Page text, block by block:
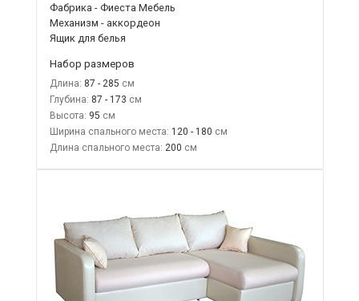
Фабрика - Фиеста Мебель
Механизм - аккордеон
Ящик для белья
Набор размеров
Длина: 87 - 285
Глубина: 87 - 173
Высота: 95
Ширина спального места: 120 - 180
Длина спального места: 200